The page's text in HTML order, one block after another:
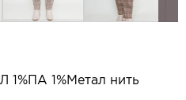
1%ПА 1%Метал нить